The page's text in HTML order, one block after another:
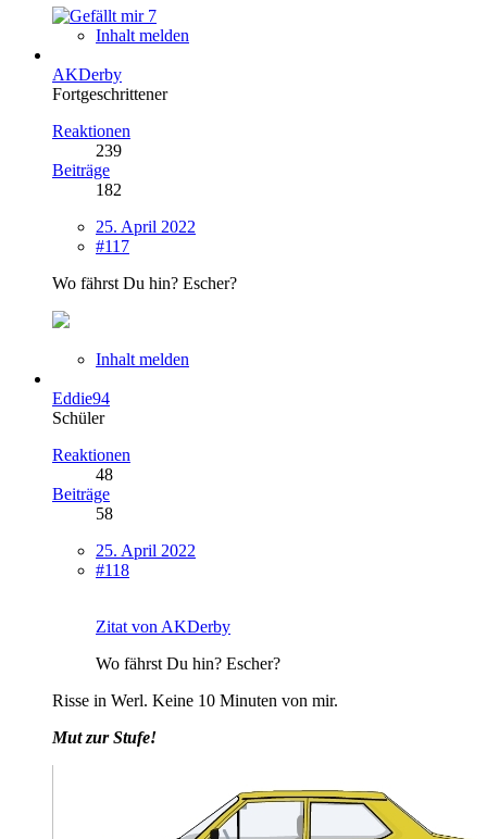
7
Inhalt melden
AKDerby
Fortgeschrittener
Reaktionen
239
Beiträge
182
25. April 2022
#117
Wo fährst Du hin? Escher?
Inhalt melden
Eddie94
Schüler
Reaktionen
48
Beiträge
58
25. April 2022
#118
Zitat von AKDerby
Wo fährst Du hin? Escher?
Risse in Werl. Keine 10 Minuten von mir.
Mut zur Stufe!